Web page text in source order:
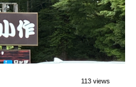
113 views